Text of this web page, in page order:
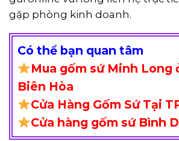
gặp phòng kinh doanh.
Có thể bạn quan tâm
Mua gốm sứ Minh Long
Biên Hòa
Cửa Hàng Gốm Sứ Tại
Cửa hàng gốm sứ Bình